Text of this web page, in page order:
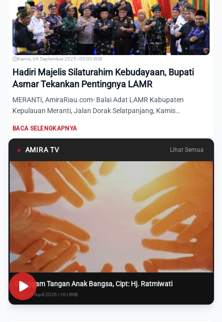
Kamis, 04 September 2025 | 00:00 WIB
Hadiri Majelis Silaturahim Kebudayaan, Bupati
Asmar Tekankan Pentingnya LAMR
MERANTI, AmiraRiau.com- Balai Adat LAMR Kabupaten
Kepulauan Meranti, Jalan Dorak Selatpanjang, Kamis
BACA SELENGKAPNYA
● AMIRA TV Lihat Semua
Genggam Tangan Anak Bangsa, Cipt: Hj. Ratmiwati
Rabu, 8 April 2026 | 16:i WIB